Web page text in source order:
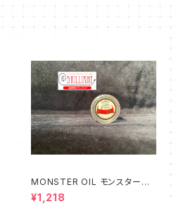
MONSTER OIL モンスターオ
イル Tuning Slide Grease
¥1,218